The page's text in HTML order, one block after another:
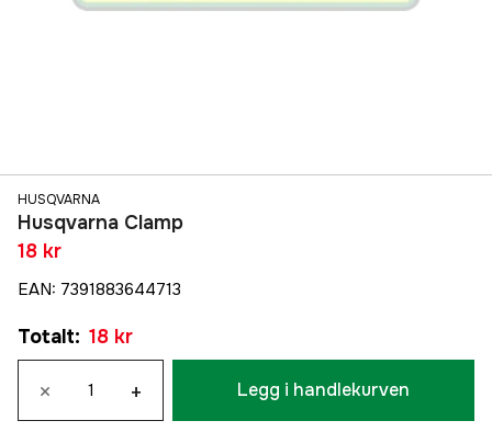
HUSQVARNA
Husqvarna Clamp
18 kr
EAN: 7391883644713
Totalt: 18 kr
× + Legg i handlekurven